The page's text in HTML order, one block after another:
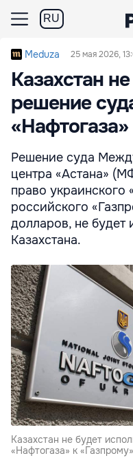
RU
Meduza 25 мая 2026,
Казахстан
решение
Решение суда
центра «Астана»
право украинского
российского
долларов, не будет
Казахстана.
Казахстан не будет
«Нафтогаза» к